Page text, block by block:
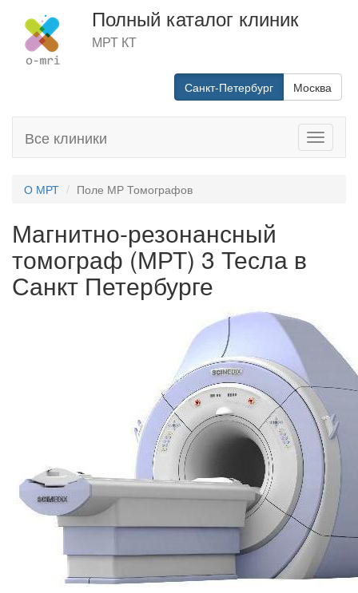
Полный каталог клиник
МРТ КТ
Санкт-Петербург Москва
Toggle
Все клиники
О МРТ Поле МР Томографов
Магнитно-резонансный
томограф (МРТ) 3 Тесла в
Санкт Петербурге